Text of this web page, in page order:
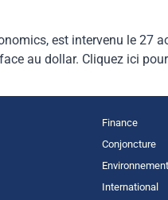
est intervenu le 27
au dollar. Cliquez ici
Finance
Conjoncture
Environnement
International